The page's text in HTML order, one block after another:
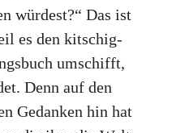
würdest?“ Das ist
es den kitschig-
umschifft,
Denn auf den
Gedanken hin hat